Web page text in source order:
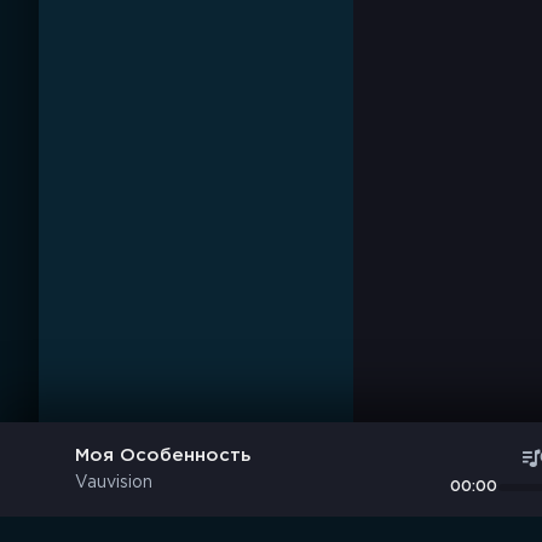
Моя Особенность
Vauvision 00:00